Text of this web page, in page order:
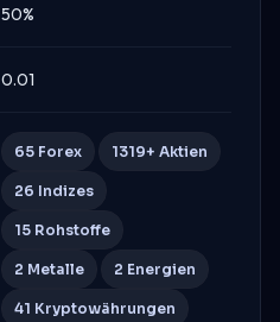
50%
0.01
65 Forex 1319+ Aktien
26 Indizes
15 Rohstoffe
2 Metalle 2 Energien
41 Kryptowährungen